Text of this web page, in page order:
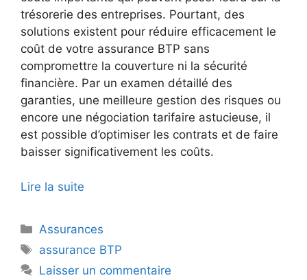
trésorerie des entreprises. Pourtant, des
solutions existent pour réduire efficacement le
coût de votre assurance BTP sans
compromettre la couverture ni la sécurité
financière. Par un examen détaillé des
garanties, une meilleure gestion des risques ou
encore une négociation tarifaire astucieuse, il
est possible d’optimiser les contrats et de faire
baisser significativement les coûts.
Lire la suite
Catégories
Assurances
Étiquettes
assurance BTP
Laisser un commentaire